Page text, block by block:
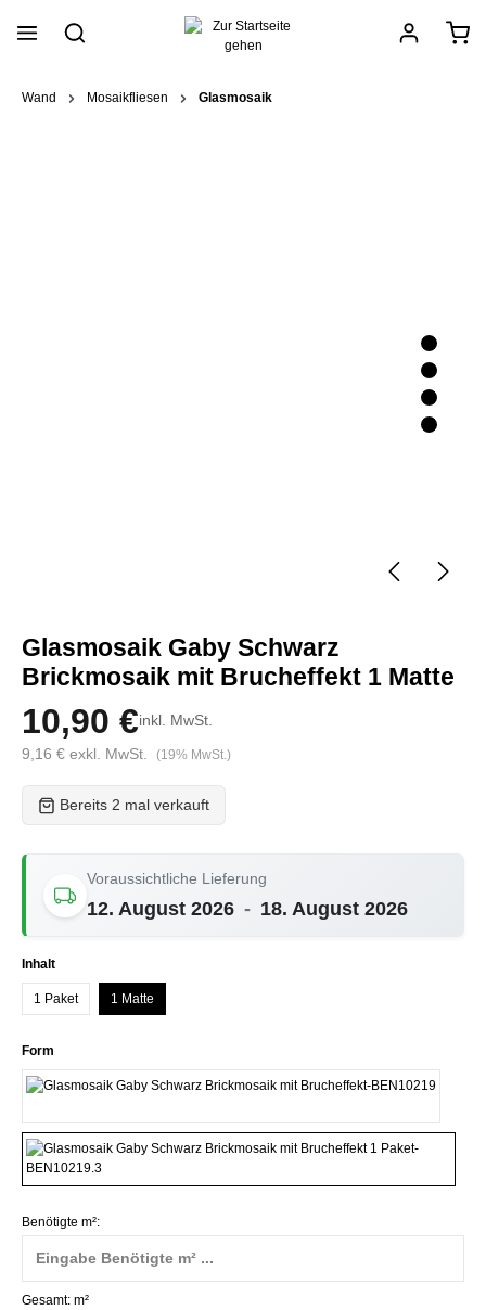
springen
Wand Mosaikfliesen Glasmosaik
Glasmosaik Gaby Schwarz
Brickmosaik mit Brucheffekt 1 Matte
10,90 €inkl. MwSt.
9,16 € exkl. MwSt. (19% MwSt.)
Bereits 2 mal verkauft
Voraussichtliche Lieferung
12. August 2026 - 18. August 2026
Inhaltauswählen
1 Paket 1 Matte
Form
Benötigte m²:
Gesamt: m²